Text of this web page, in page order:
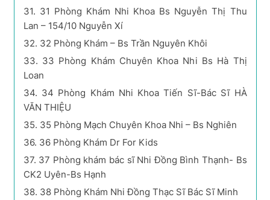
31. 31 Phòng Khám Nhi Khoa Bs Nguyễn Thị Thu
Lan – 154/10 Nguyễn Xí
32. 32 Phòng Khám – Bs Trần Nguyên Khôi
33. 33 Phòng Khám Chuyên Khoa Nhi Bs Hà Thị
Loan
34. 34 Phòng Khám Nhi Khoa Tiến Sĩ-Bác Sĩ HÀ
VĂN THIỆU
35. 35 Phòng Mạch Chuyên Khoa Nhi – Bs Nghiên
36. 36 Phòng Khám Dr For Kids
37. 37 Phòng khám bác sĩ Nhi Đồng Bình Thạnh- Bs
CK2 Uyên-Bs Hạnh
38. 38 Phòng Khám Nhi Đồng Thạc Sĩ Bác Sĩ Minh